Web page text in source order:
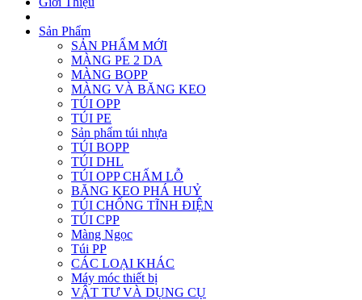
Sản Phẩm
SẢN PHẨM MỚI
MÀNG PE 2 DA
MÀNG BOPP
MÀNG VÀ BĂNG KEO
TÚI OPP
TÚI PE
Sản phẩm túi nhựa
TÚI BOPP
TÚI DHL
TÚI OPP CHẤM LỖ
BĂNG KEO PHÁ HUỶ
TÚI CHỐNG TĨNH ĐIỆN
TÚI CPP
Màng Ngọc
Túi PP
CÁC LOẠI KHÁC
Máy móc thiết bị
VẬT TƯ VÀ DỤNG CỤ